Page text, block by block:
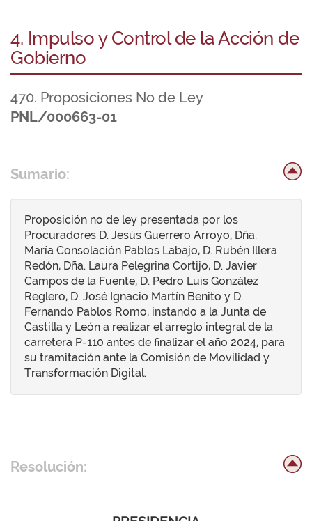
4. Impulso y Control de la Acción de
Gobierno
470. Proposiciones No de Ley
PNL/000663-01
Sumario:
Proposición no de ley presentada por los
Procuradores D. Jesús Guerrero Arroyo, Dña.
María Consolación Pablos Labajo, D. Rubén Illera
Redón, Dña. Laura Pelegrina Cortijo, D. Javier
Campos de la Fuente, D. Pedro Luis González
Reglero, D. José Ignacio Martín Benito y D.
Fernando Pablos Romo, instando a la Junta de
Castilla y León a realizar el arreglo integral de la
carretera P-110 antes de finalizar el año 2024, para
su tramitación ante la Comisión de Movilidad y
Transformación Digital.
Resolución: